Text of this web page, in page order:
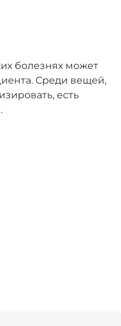
болезнях может
Среди вещей,
есть